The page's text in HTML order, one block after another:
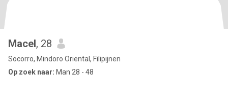
Macel, 28
Socorro, Mindoro Oriental, Filipijnen
Op zoek naar: Man 28 - 48